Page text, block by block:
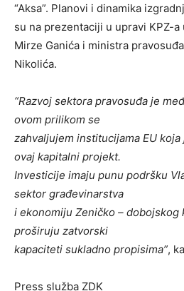
“Aksa”. Planovi i dinamika
su na prezentaciji u upravi KPZ-
Mirze Ganića i ministra
Nikolića.
“Razvoj sektora pravosuđa je
ovom prilikom se
zahvaljujem institucijama EU
ovaj kapitalni projekt.
Investicije imaju punu podršku
sektor građevinarstva
i ekonomiju Zeničko – dobojskog
proširuju zatvorski
kapaciteti sukladno propisima”,
Press služba ZDK